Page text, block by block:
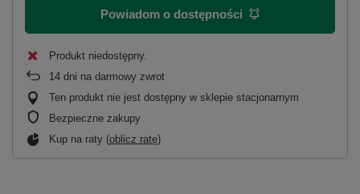
Powiadom o dostępności
Produkt niedostępny
14 dni na darmowy zwrot
Ten produkt nie jest dostępny w sklepie stacjonarnym
Bezpieczne zakupy
Kup na raty (oblicz ratę)